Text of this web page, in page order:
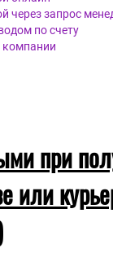
через запрос
по счету
при
или